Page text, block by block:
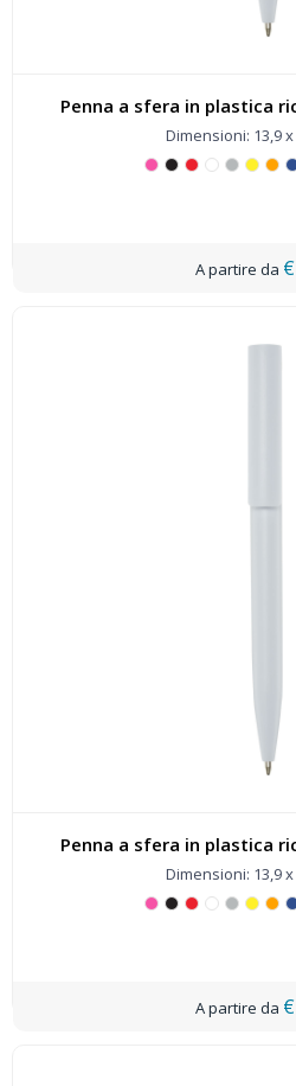
Penna a sfera in plastica
Dimensioni: 13,9
Penna a sfera in plastica
Dimensioni: 13,9